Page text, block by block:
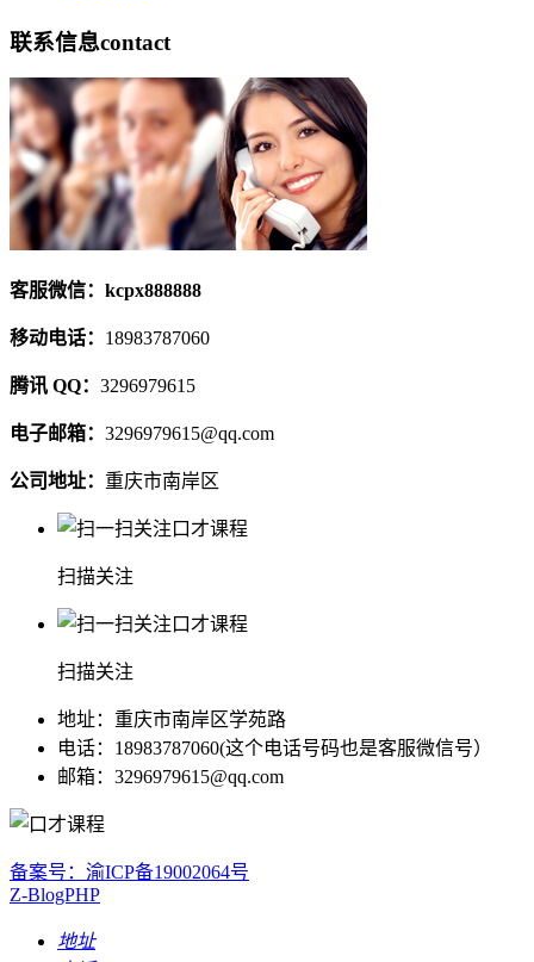
联系信息contact
客服微信：kcpx888888
移动电话： 18983787060
腾讯 QQ： 3296979615
电子邮箱： 3296979615@qq.com
公司地址： 重庆市南岸区
扫描关注
扫描关注
地址：重庆市南岸区学苑路
电话：18983787060(这个电话号码也是客服微信号）
邮箱：3296979615@qq.com
备案号：渝ICP备19002064号
Z-BlogPHP
地址